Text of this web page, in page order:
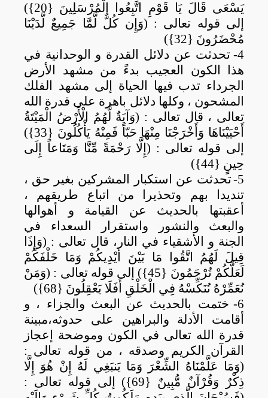
يَسْعَى قَالَ يَا قَوْمِ اتَّبِعُوا الْمُرْسَلِينَ {20})
إلى قوله تعالى : (وَإِن كُلٌّ لَّمَّا جَمِيعٌ لَّدَيْنَا
مُحْضَرُونَ {32})
4- تحدثت عن دلائل القدرة و الوحدانية في
هذا الكون العجيب بدءً من مشهد الأرض
الجرداء تدب فيها الحياة إلى مشهد الفلك
المشحون ، وكلها دلائل باهرة على قدرة الله
تعالى ، قال تعالى : (وَآيَةٌ لَّهُمُ الْأَرْضُ الْمَيْتَةُ
أَحْيَيْنَاهَا وَأَخْرَجْنَا مِنْهَا حَبّاً فَمِنْهُ يَأْكُلُونَ {33})
إلى قوله تعالى : (إِلَّا رَحْمَةً مِّنَّا وَمَتَاعاً إِلَى
حِينٍ {44})
5- تحدثت عن استكبار المشركين بغير حق ،
تنديدا بهم وتحذيرا من اتباع طريقهم ،
أعقبتها بالحديث عن القيامة و أهوالها
والبعث والنشور واستقرار السعداء في
الجنة و الأشقياء في النار، قال تعالى : (وَإِذَا
قِيلَ لَهُمُ اتَّقُوا مَا بَيْنَ أَيْدِيكُمْ وَمَا خَلْفَكُمْ
لَعَلَّكُمْ تُرْحَمُونَ {45}) إلى قوله تعالى : (وَمَنْ
نُعَمِّرْهُ نُنَكِّسْهُ فِي الْخَلْقِ أَفَلَا يَعْقِلُونَ {68})
6-
ختمت بالحديث عن البعث والجزاء ، و
أقامت الأدلة والبراهين على حدوثه،مبينة
قدرة الله تعالى في الكون وموضحة إعجاز
القرآن الكريم وصدقه ، من قوله تعالى :
(وَمَا عَلَّمْنَاهُ الشِّعْرَ وَمَا يَنبَغِي لَهُ إِنْ هُوَ إِلَّا
ذِكْرٌ وَقُرْآنٌ مُّبِينٌ {69}) إلى قوله تعالى :